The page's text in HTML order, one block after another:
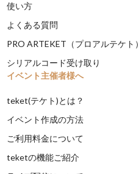
使い方
よくある質問
PRO ARTEKET（プロアルテケト）
シリアルコード受け取り
イベント主催者様へ
teket(テケト)とは？
イベント作成の方法
ご利用料金について
teketの機能ご紹介